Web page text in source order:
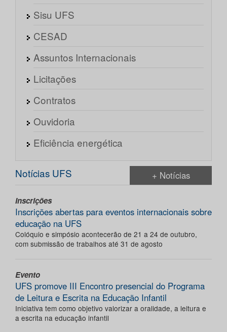
Sisu UFS
CESAD
Assuntos Internacionais
Licitações
Contratos
Ouvidoria
Eficiência energética
Notícias UFS + Notícias
Inscrições
Inscrições abertas para eventos internacionais sobre
educação na UFS
Colóquio e simpósio acontecerão de 21 a 24 de outubro,
com submissão de trabalhos até 31 de agosto
Evento
UFS promove III Encontro presencial do Programa
de Leitura e Escrita na Educação Infantil
Iniciativa tem como objetivo valorizar a oralidade, a leitura e
a escrita na educação infantil